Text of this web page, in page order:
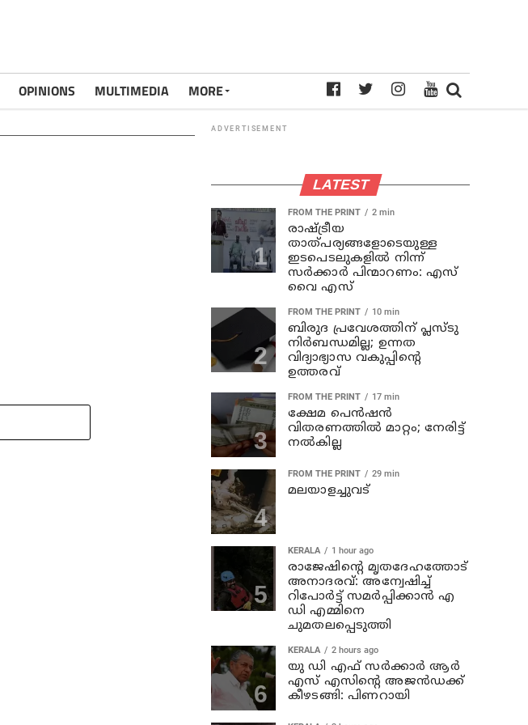
OPINIONS MULTIMEDIA MORE
ADVERTISEMENT
LATEST
FROM THE PRINT 2 min
രാഷ്ട്രീയ
താത്പര്യങ്ങളോടെയുള്ള
ഇടപെടലുകളില്‍ നിന്ന്
സര്‍ക്കാര്‍ പിന്മാറണം: എസ്
വൈ എസ്
FROM THE PRINT 10 min
ബിരുദ പ്രവേശത്തിന് പ്ലസ്ടു
നിര്‍ബന്ധമില്ല; ഉന്നത
വിദ്യാഭ്യാസ വകുപ്പിന്റെ
ഉത്തരവ്
FROM THE PRINT 17 min
ക്ഷേമ പെന്‍ഷന്‍
വിതരണത്തില്‍ മാറ്റം; നേരിട്ട്
നല്‍കില്ല
FROM THE PRINT 29 min
മലയാളച്ചുവട്
KERALA 1 hour ago
രാജേഷിന്റെ മൃതദേഹത്തോട്
അനാദരവ്: അന്വേഷിച്ച്
റിപോര്‍ട്ട് സമര്‍പ്പിക്കാന്‍ എ
ഡി എമ്മിനെ
ചുമതലപ്പെടുത്തി
KERALA 2 hours ago
യു ഡി എഫ് സര്‍ക്കാര്‍ ആര്‍
എസ് എസിന്റെ അജന്‍ഡക്ക്‌
കീഴടങ്ങി: പിണറായി